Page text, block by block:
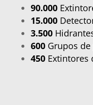
90.000
15.000
3.500
600Grupos de
450Extintores